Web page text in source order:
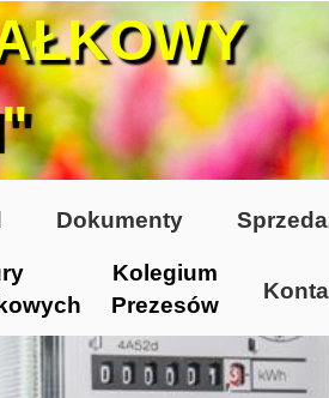
Kolegium
Prezesów
Dokumenty